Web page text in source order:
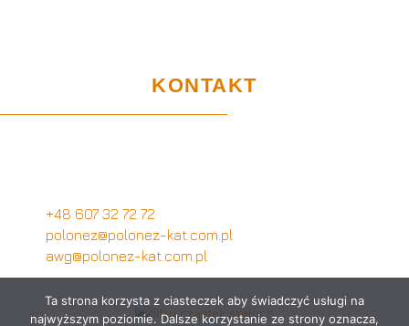
KONTAKT
+48 607 32 72 72
polonez@polonez-kat.com.pl
awg@polonez-kat.com.pl
Ta strona korzysta z ciasteczek aby świadczyć usługi na
najwyższym poziomie. Dalsze korzystanie ze strony oznacza,